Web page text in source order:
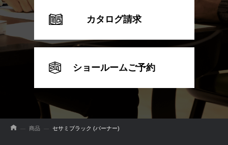
カタログ請求
ショールームご予約
商品 セサミブラック (バーナー)